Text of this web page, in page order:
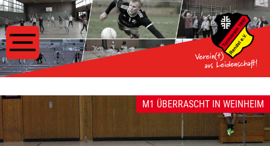
M1 ÜBERRASCHT IN WEINHEIM